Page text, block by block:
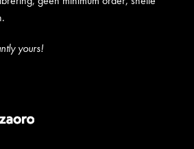
yours!